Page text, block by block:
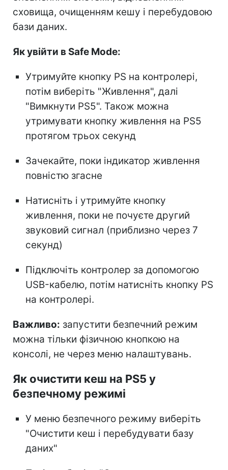
сховища, очищенням кешу і перебудовою
бази даних.
Як увійти в Safe Mode:
Утримуйте кнопку PS на контролері,
потім виберіть "Живлення", далі
"Вимкнути PS5". Також можна
утримувати кнопку живлення на PS5
протягом трьох секунд
Зачекайте, поки індикатор живлення
повністю згасне
Натисніть і утримуйте кнопку
живлення, поки не почуєте другий
звуковий сигнал (приблизно через 7
секунд)
Підключіть контролер за допомогою
USB-кабелю, потім натисніть кнопку PS
на контролері.
Важливо: запустити безпечний режим
можна тільки фізичною кнопкою на
консолі, не через меню налаштувань.
Як очистити кеш на PS5 у
безпечному режимі
У меню безпечного режиму виберіть
"Очистити кеш і перебудувати базу
даних"